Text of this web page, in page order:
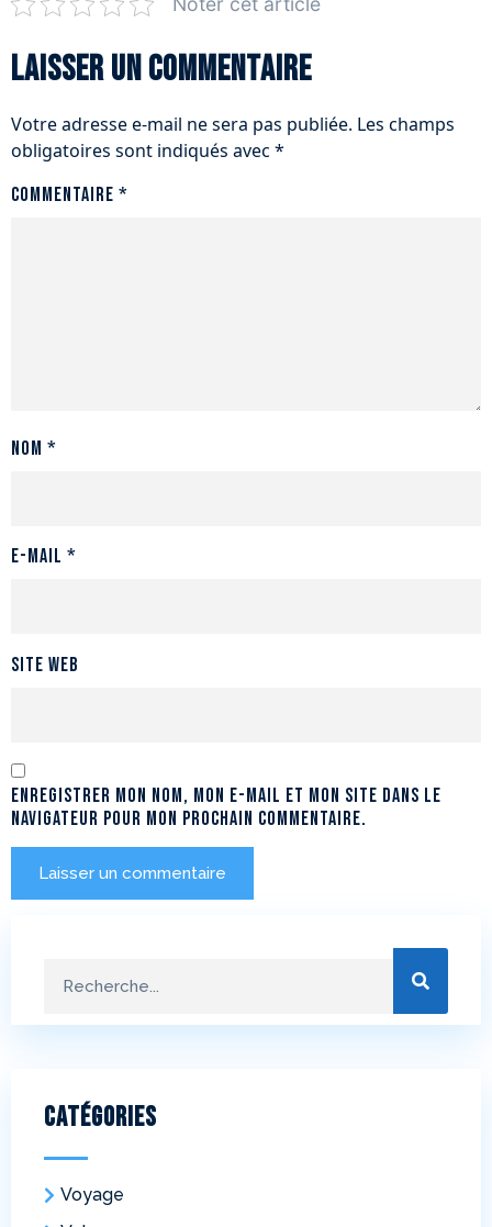
Laisser un commentaire
Votre adresse e-mail ne sera pas publiée. Les champs
obligatoires sont indiqués avec *
Commentaire *
Nom *
E-mail *
Site web
Enregistrer mon nom, mon e-mail et mon site dans le
navigateur pour mon prochain commentaire.
Catégories
Voyage